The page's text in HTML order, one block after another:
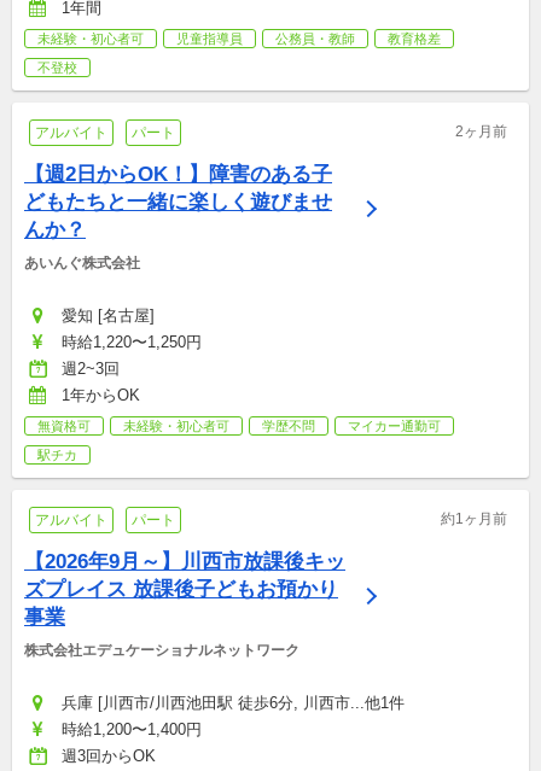
1年間
未経験・初心者可 児童指導員 公務員・教師
教育格差
不登校
アルバイト パート 2ヶ月前
【週2日からOK！】障害のある子
どもたちと一緒に楽しく遊びませ
んか？
あいんぐ株式会社
愛知 [名古屋]
時給1,220〜1,250円
週2~3回
1年からOK
無資格可 未経験・初心者可 学歴不問
マイカー通勤可
駅チカ
アルバイト パート 約1ヶ月前
【2026年9月～】川西市放課後キッ
ズプレイス 放課後子どもお預かり
事業
株式会社エデュケーショナルネットワーク
兵庫 [川西市/川西池田駅 徒歩6分, 川西市...他1件
時給1,200〜1,400円
週3回からOK